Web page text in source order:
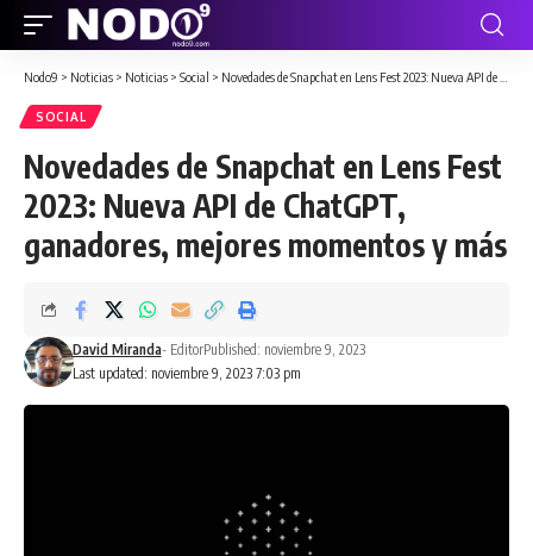
Nodo9 > Noticias > Noticias > Social > Novedades de Snapchat en Lens Fest 2023: Nueva API de ChatGPT, ganadores, mejores momentos y más
SOCIAL
Novedades de Snapchat en Lens Fest
2023: Nueva API de ChatGPT,
ganadores, mejores momentos y más
Last updated: noviembre 9, 2023 7:03 pm
David Miranda- EditorPublished: noviembre 9, 2023